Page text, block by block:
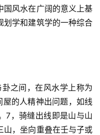
国风水在广阔的意义上基
划学和建筑学的一种综合
之间，在风水学上称为
屋的人精神出问题，如线
7，骑缝出线即是山与山
山，坐向重叠在壬与子或